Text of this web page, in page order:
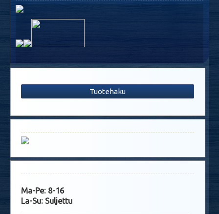
Tuotehaku
Ma-Pe: 8-16
La-Su: Suljettu